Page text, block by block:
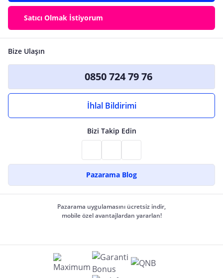
Satıcı Olmak İstiyorum
Bize Ulaşın
0850 724 79 76
İhlal Bildirimi
Bizi Takip Edin
Pazarama Blog
Pazarama uygulamasını ücretsiz indir,
mobile özel avantajlardan yararlan!